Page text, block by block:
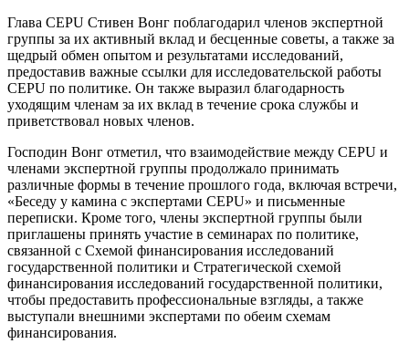
Глава CEPU Стивен Вонг поблагодарил членов экспертной
группы за их активный вклад и бесценные советы, а также за
щедрый обмен опытом и результатами исследований,
предоставив важные ссылки для исследовательской работы
CEPU по политике. Он также выразил благодарность
уходящим членам за их вклад в течение срока службы и
приветствовал новых членов.
Господин Вонг отметил, что взаимодействие между CEPU и
членами экспертной группы продолжало принимать
различные формы в течение прошлого года, включая встречи,
«Беседу у камина с экспертами CEPU» и письменные
переписки. Кроме того, члены экспертной группы были
приглашены принять участие в семинарах по политике,
связанной с Схемой финансирования исследований
государственной политики и Стратегической схемой
финансирования исследований государственной политики,
чтобы предоставить профессиональные взгляды, а также
выступали внешними экспертами по обеим схемам
финансирования.